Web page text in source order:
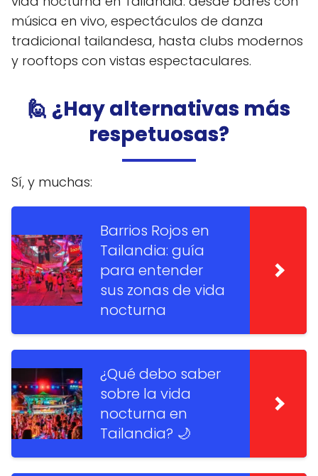
música en vivo, espectáculos de danza
tradicional tailandesa, hasta clubs modernos
y rooftops con vistas espectaculares.
🙋 ¿Hay alternativas más
respetuosas?
Sí, y muchas:
Barrios Rojos en
Tailandia: guía
para entender
sus zonas de vida
nocturna
¿Qué debo saber
sobre la vida
nocturna en
Tailandia? 🌙